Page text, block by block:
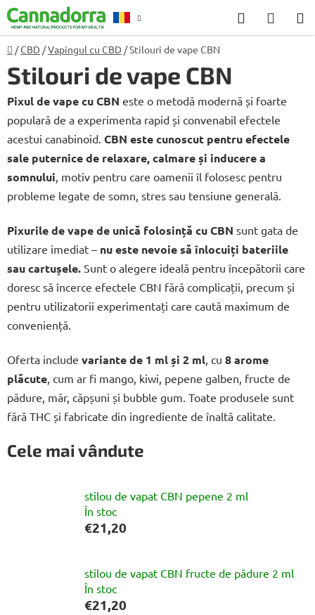
Treci
la
conținut
CăutareCOŞ
DE
Acasă
/CBD /Vapingul cu CBD /Stilouri de vape CBN
Stilouri de vape CBN
Pixul de vape cu CBN este o metodă modernă și foarte
populară de a experimenta rapid și convenabil efectele
acestui canabinoid. CBN este cunoscut pentru efectele
sale puternice de relaxare, calmare și inducere a
somnului, motiv pentru care oamenii îl folosesc pentru
probleme legate de somn, stres sau tensiune generală.
Pixurile de vape de unică folosință cu CBN sunt gata de
utilizare imediat – nu este nevoie să înlocuiți bateriile
sau cartușele. Sunt o alegere ideală pentru începătorii care
doresc să încerce efectele CBN fără complicații, precum și
pentru utilizatorii experimentați care caută maximum de
conveniență.
Oferta include variante de 1 ml și 2 ml, cu 8 arome
plăcute, cum ar fi mango, kiwi, pepene galben, fructe de
pădure, măr, căpșuni și bubble gum. Toate produsele sunt
fără THC și fabricate din ingrediente de înaltă calitate.
Cele mai vândute
stilou de vapat CBN pepene 2 ml
În stoc
€21,20
stilou de vapat CBN fructe de pădure 2 ml
În stoc
€21,20